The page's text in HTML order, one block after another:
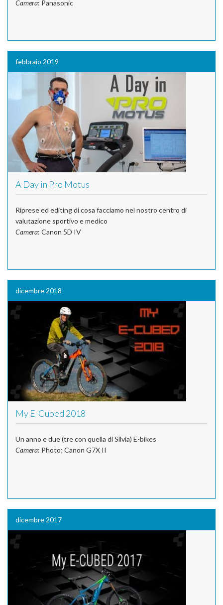
Camera: Panasonic
febbraio 2019
A Day in Pro Motus
Riprese ed editing di cosa facciamo nel nostro centro di
valutazione sportivo e medico
Camera: Canon 5D IV
dicembre 2018
My E-Cubed 2018
Un anno e due (tre con quella di Silvia) E-bikes
Camera: Photo; Canon G7X II
dicembre 2017